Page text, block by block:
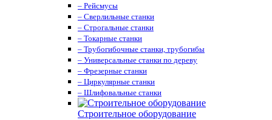
– Рейсмусы
– Сверлильные станки
– Строгальные станки
– Токарные станки
– Трубогибочные станки, трубогибы
– Универсальные станки по дереву
– Фрезерные станки
– Циркулярные станки
– Шлифовальные станки
Строительное оборудование